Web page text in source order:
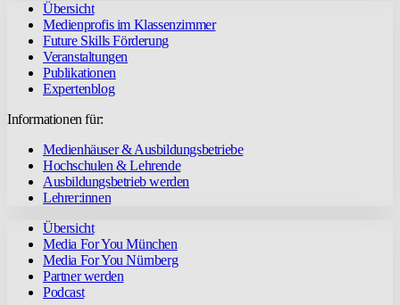
Übersicht
Medienprofis im Klassenzimmer
Future Skills Förderung
Veranstaltungen
Publikationen
Expertenblog
Informationen für:
Medienhäuser & Ausbildungsbetriebe
Hochschulen & Lehrende
Ausbildungsbetrieb werden
Lehrer:innen
Übersicht
Media For You München
Media For You Nürnberg
Partner werden
Podcast